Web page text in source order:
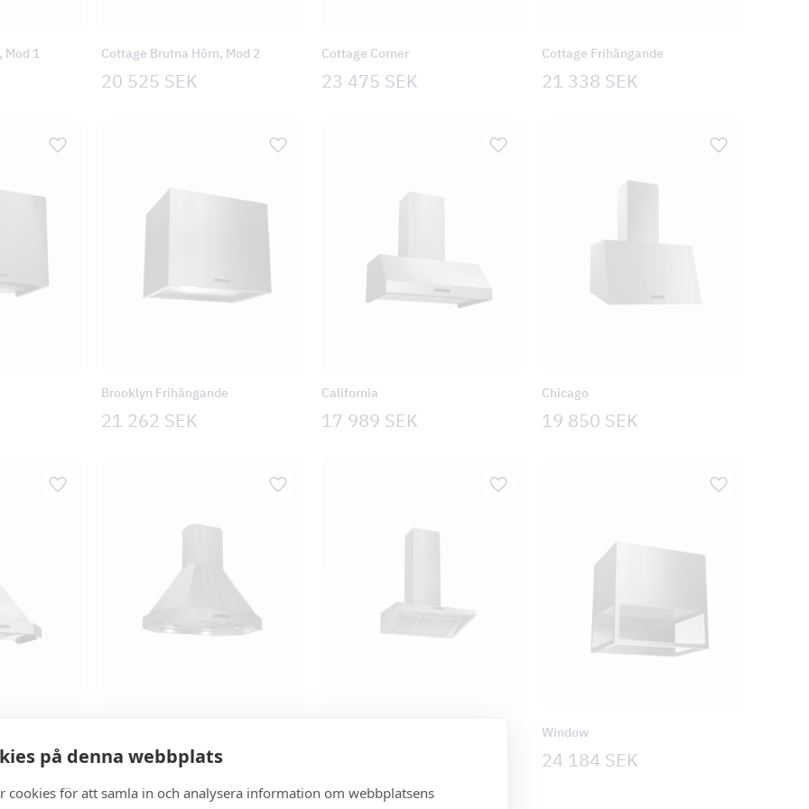
på denna webbplats
cookies för att samla in och analysera information om webbplatsens
1 Cottage Brutna Hörn, Mod 2
20 525 SEK
Cottage Corner
23 475 SEK
Cottage Frihängande
21 338 SEK
Brooklyn Frihängande
21 262 SEK
California
17 989 SEK
Chicago
19 850 SEK
18 589SEK
Window
24 184 SEK